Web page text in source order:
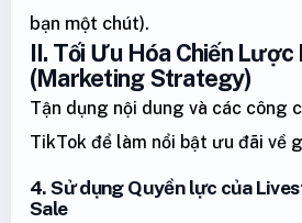
bạn một chút).
II. Tối Ưu Hóa Chiến
(Marketing Strategy)
Tận dụng nội dung và các công
TikTok để làm nổi bật ưu đãi về
4. Sử dụng Quyền lực của
Sale